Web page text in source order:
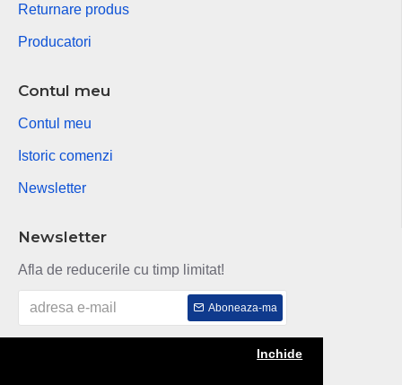
Inchide
Returnare produs
Producatori
Contul meu
Contul meu
Istoric comenzi
Newsletter
Newsletter
Afla de reducerile cu timp limitat!
Aboneaza-ma